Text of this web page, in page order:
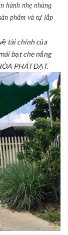
hành nhẹ nhàng
phẩm và tự lắp
tài chính của
bạt che nắng
PHÁT ĐẠT.